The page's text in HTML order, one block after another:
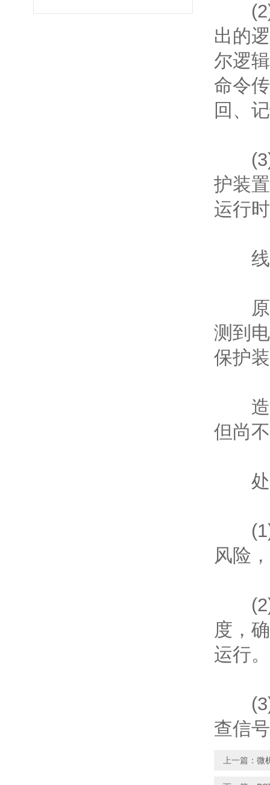
(2)
出的
尔逻
命令
回、
(3)
护装
运行
线
原
测到
保护
造成
但尚
处
(1)
风险
(2)
度，
运行。
(3)
查信
上一篇： 微